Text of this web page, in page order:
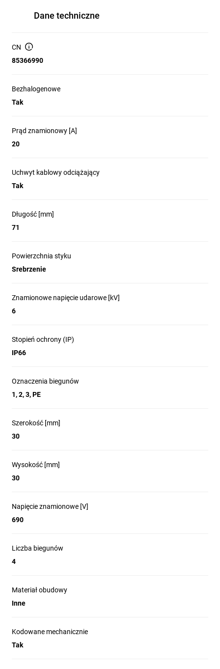
Dane techniczne
CN
85366990
Bezhalogenowe
Tak
Prąd znamionowy [A]
20
Uchwyt kablowy odciążający
Tak
Długość [mm]
71
Powierzchnia styku
Srebrzenie
Znamionowe napięcie udarowe [kV]
6
Stopień ochrony (IP)
IP66
Oznaczenia biegunów
1, 2, 3, PE
Szerokość [mm]
30
Wysokość [mm]
30
Napięcie znamionowe [V]
690
Liczba biegunów
4
Materiał obudowy
Inne
Kodowane mechanicznie
Tak